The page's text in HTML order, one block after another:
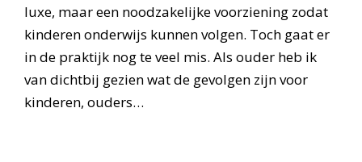
luxe, maar een noodzakelijke voorziening zodat
kinderen onderwijs kunnen volgen. Toch gaat er
in de praktijk nog te veel mis. Als ouder heb ik
van dichtbij gezien wat de gevolgen zijn voor
kinderen, ouders…